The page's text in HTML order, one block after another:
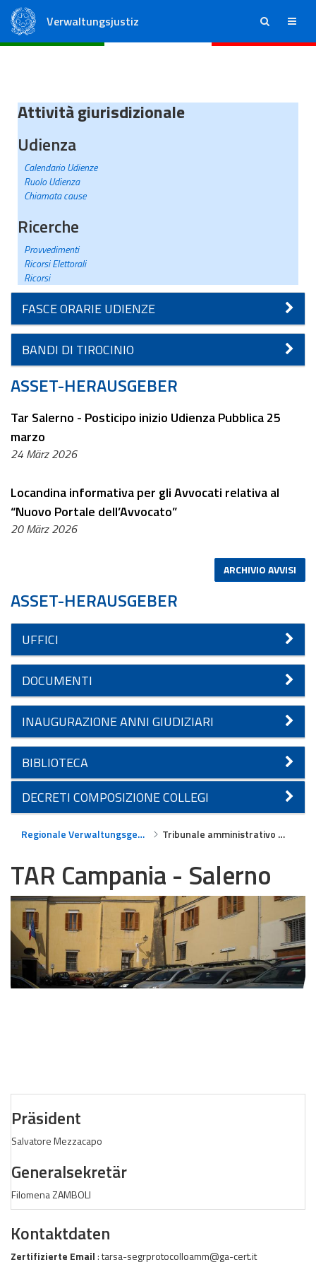
Verwaltungsjustiz ricerca menu
Attività giurisdizionale
Udienza
Calendario Udienze
Ruolo Udienza
Chiamata cause
Ricerche
Provvedimenti
Ricorsi Elettorali
Ricorsi
FASCE ORARIE UDIENZE
BANDI DI TIROCINIO
ASSET-HERAUSGEBER
Tar Salerno - Posticipo inizio Udienza Pubblica 25
marzo
24 März 2026
Locandina informativa per gli Avvocati relativa al
“Nuovo Portale dell’Avvocato”
20 März 2026
ARCHIVIO AVVISI
ASSET-HERAUSGEBER
UFFICI
DOCUMENTI
INAUGURAZIONE ANNI GIUDIZIARI
BIBLIOTECA
DECRETI COMPOSIZIONE COLLEGI
Regionale Verwaltungsgerichte Tribunale amministrativo regionale per la Campania - Salerno
TAR Campania - Salerno
Präsident
Salvatore Mezzacapo
Generalsekretär
Filomena ZAMBOLI
Kontaktdaten
Zertifizierte Email: tarsa-segrprotocolloamm@ga-cert.it